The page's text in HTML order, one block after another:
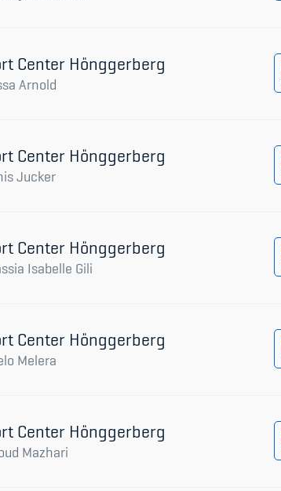
Center Hönggerberg
Arnold
Center Hönggerberg
Jucker
Center Hönggerberg
Isabelle Gili
Center Hönggerberg
Melera
Center Hönggerberg
Mazhari